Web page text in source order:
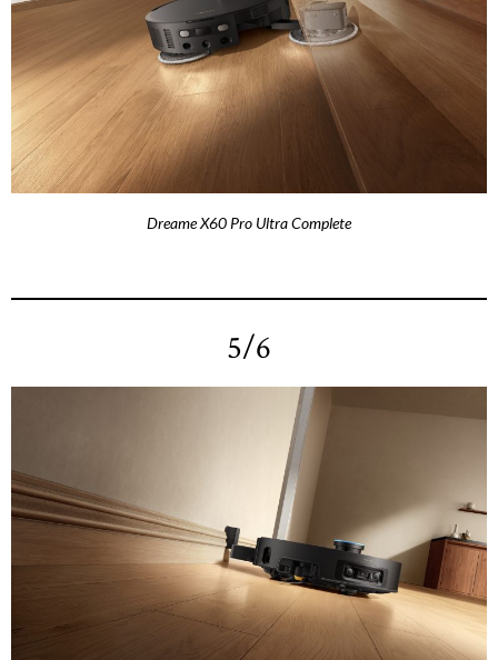
Dreame X60 Pro Ultra Complete
5/6